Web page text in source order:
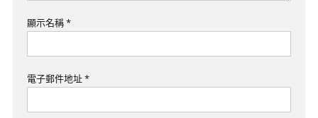
顯示名稱*
電子郵件地址*